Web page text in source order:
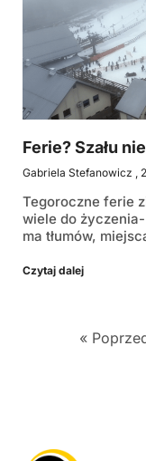
Ferie? Szału
Gabriela Stefanowicz
Tegoroczne ferie
wiele do
ma tłumów,
Czytaj dalej
«